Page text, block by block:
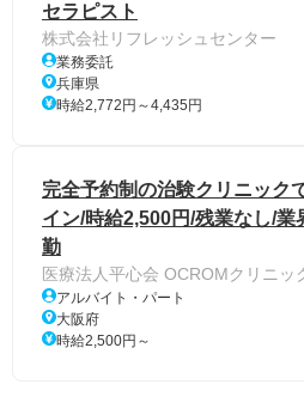
セラピスト
株式会社リフレッシュセンター
業務委託
兵庫県
時給2,772円～4,435円
完全予約制の治験クリニック
イン/時給2,500円/残業なし/業
勤
医療法人平心会 OCROMクリニッ
アルバイト・パート
大阪府
時給2,500円～